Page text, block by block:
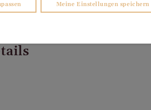
Meine Einstellungen speichern